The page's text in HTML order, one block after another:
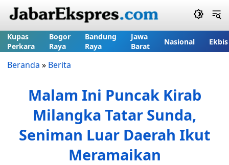
Kupas
Perkara
Bogor
Raya
Bandung
Raya
Jawa
Barat
Nasional Ekbis
Beranda » Berita
Malam Ini Puncak Kirab
Milangka Tatar Sunda,
Seniman Luar Daerah Ikut
Meramaikan